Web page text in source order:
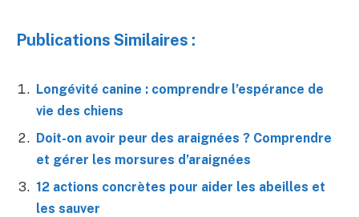
Publications Similaires :
Longévité canine : comprendre l’espérance de
vie des chiens
Doit-on avoir peur des araignées ? Comprendre
et gérer les morsures d’araignées
12 actions concrètes pour aider les abeilles et
les sauver